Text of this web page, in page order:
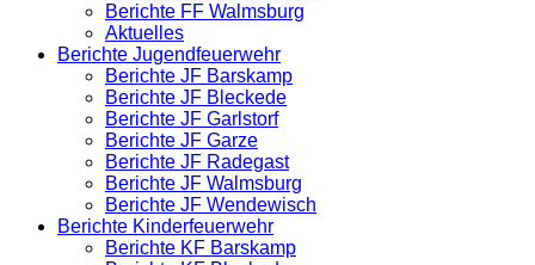
Berichte FF Walmsburg
Aktuelles
Berichte Jugendfeuerwehr
Berichte JF Barskamp
Berichte JF Bleckede
Berichte JF Garlstorf
Berichte JF Garze
Berichte JF Radegast
Berichte JF Walmsburg
Berichte JF Wendewisch
Berichte Kinderfeuerwehr
Berichte KF Barskamp